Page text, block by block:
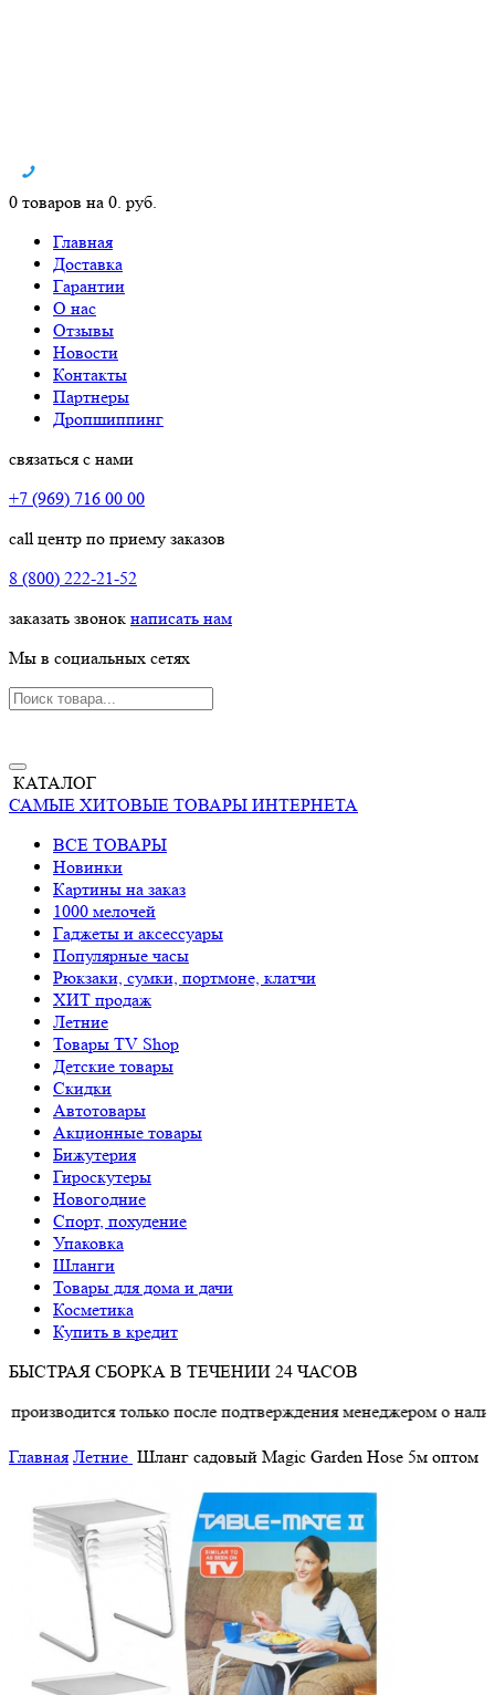
0 товаров на 0. руб.
Главная
Доставка
Гарантии
О нас
Отзывы
Новости
Контакты
Партнеры
Дропшиппинг
связаться с нами
+7 (969) 716 00 00
call центр по приему заказов
8 (800) 222-21-52
заказать звонок написать нам
Мы в социальных сетях
КАТАЛОГ
САМЫЕ ХИТОВЫЕ ТОВАРЫ ИНТЕРНЕТА
ВСЕ ТОВАРЫ
Новинки
Картины на заказ
1000 мелочей
Гаджеты и аксессуары
Популярные часы
Рюкзаки, сумки, портмоне, клатчи
ХИТ продаж
Летние
Товары TV Shop
Детские товары
Cкидки
Автотовары
Акционные товары
Бижутерия
Гироскутеры
Новогодние
Спорт, похудение
Упаковка
Шланги
Товары для дома и дачи
Косметика
Купить в кредит
БЫСТРАЯ СБОРКА В ТЕЧЕНИИ 24 ЧАСОВ
только после подтверждения менеджером о наличии
Главная Летние Шланг садовый Magic Garden Hose 5м оптом